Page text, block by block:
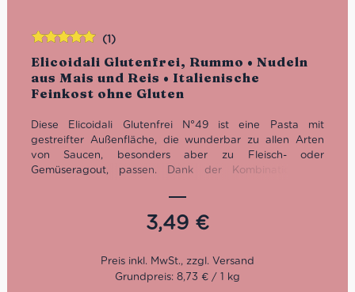
Elicoidali Glutenfrei, Rummo • Nudeln
aus Mais und Reis • Italienische
Feinkost ohne Gluten
(1)
Diese Elicoidali Glutenfrei N°49 ist eine Pasta mit
gestreifter Außenfläche, die wunderbar zu allen Arten
von Saucen, besonders aber zu Fleisch- oder
Gemüseragout, passen. Dank der Kombination aus
einer Glutenunverträglichkeit in den Genuss des
italienischen Nudel-Klassikers kommen.
Kochzeit: 11 Minuten
Packung: 400 g
3,49 €
Bewertet
mit5.00von
5
Grundpreis: 8,73 € / 1 kg